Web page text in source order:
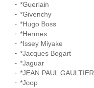
*Guerlain
*Givenchy
*Hugo Boss
*Hermes
*Issey Miyake
*Jacques Bogart
*Jaguar
*JEAN PAUL GAULTIER
*Joop